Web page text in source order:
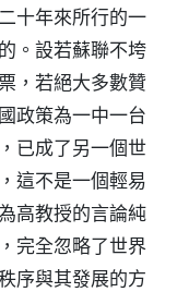
十年來所行的一
。設若蘇聯不垮
，若絕大多數贊
政策為一中一台
已成了另一個世
這不是一個輕易
高教授的言論純
完全忽略了世界
序與其發展的方